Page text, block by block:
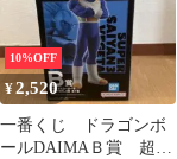
10%OFF
¥2,520
一番くじ ドラゴンボ
ールDAIMAＢ賞 超サ